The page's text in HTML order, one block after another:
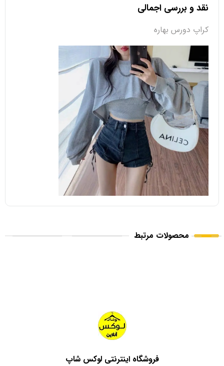
نقد و بررسی اجمالی
کراپ دورس بهاره
محصولات مرتبط
فروشگاه اینترنتی لوکس شاپ